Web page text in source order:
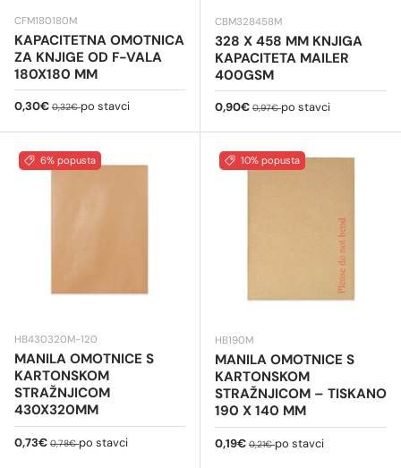
CFM180180M
KAPACITETNA OMOTNICA
ZA KNJIGE OD F-VALA
180X180 MM
Cijena na sniženju
0,30€ Redovna cijena
0,32€po stavci
CBM328458M
328 X 458 MM KNJIGA
KAPACITETA MAILER
400GSM
Cijena na sniženju
0,90€ Redovna cijena
0,97€po stavci
6% popusta
HB430320M-120
MANILA OMOTNICE S
KARTONSKOM
STRAŽNJICOM
430X320MM
Cijena na sniženju
0,73€ Redovna cijena
0,78€po stavci
10% popusta
HB190M
MANILA OMOTNICE S
KARTONSKOM
STRAŽNJICOM – TISKANO
190 X 140 MM
Cijena na sniženju
0,19€ Redovna cijena
0,21€po stavci